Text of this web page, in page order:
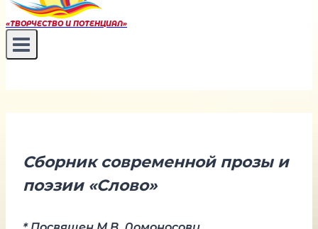
«ТВОРЧЕСТВО И ПОТЕНЦИАЛ»
Сборник современной прозы и
поэзии «Слово»